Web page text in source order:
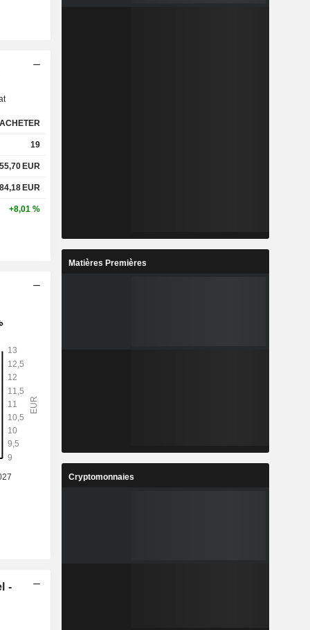
ACHETER
19
EUR
EUR
+8,01 %
-
Matières Premières
Cryptomonnaies